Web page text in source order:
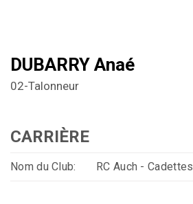
DUBARRY Anaé
02-Talonneur
CARRIÈRE
Nom du Club: RC Auch - Cadettes